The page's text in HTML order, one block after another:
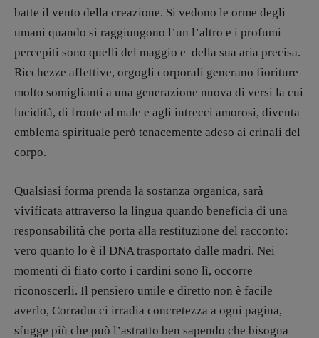
batte il vento della creazione. Si vedono le orme degli
umani quando si raggiungono l’un l’altro e i profumi
percepiti sono quelli del maggio e della sua aria precisa.
Ricchezze affettive, orgogli corporali generano fioriture
molto somiglianti a una generazione nuova di versi la cui
lucidità, di fronte al male e agli intrecci amorosi, diventa
emblema spirituale però tenacemente adeso ai crinali del
corpo.
Qualsiasi forma prenda la sostanza organica, sarà
vivificata attraverso la lingua quando beneficia di una
responsabilità che porta alla restituzione del racconto:
vero quanto lo è il DNA trasportato dalle madri. Nei
momenti di fiato corto i cardini sono lì, occorre
riconoscerli. Il pensiero umile e diretto non è facile
averlo, Corraducci irradia concretezza a ogni pagina,
sfugge più che può l’astratto ben sapendo che bisogna